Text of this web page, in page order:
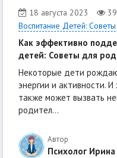
18 августа 2023
Воспитание Детей:
Как эффективно
детей: Советы для
Некоторые дети
энергии и активности.
также может вызвать
родител...
Автор
Психолог